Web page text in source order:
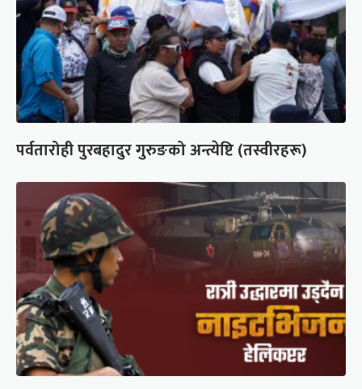
पर्वतारोही पुरबहादुर गुरुङको अन्त्येष्टि (तस्वीरहरू)